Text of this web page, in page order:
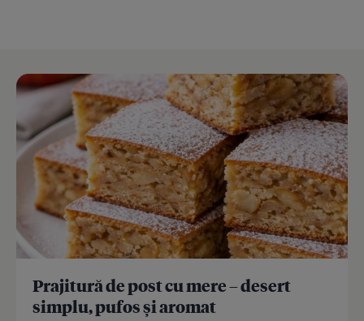
Prajitură de post cu mere – desert
simplu, pufos și aromat